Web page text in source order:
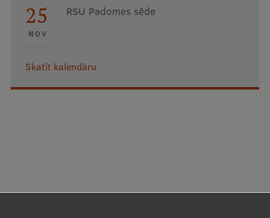
25
NOV
RSU Padomes sēde
Skatīt kalendāru